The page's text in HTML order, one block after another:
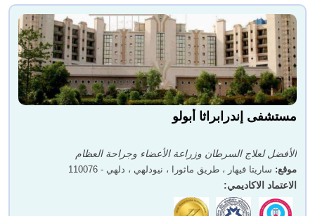
مستشفى إندرابراثا أبولو
الأفضل لعلاج السرطان وزراعة الأعضاء وجراحة العظام
موقع: ساريتا فيهار ، طريق ماثورا ، نيودلهي ، دلهي - 110076
الاعتماد الاكاديمي: